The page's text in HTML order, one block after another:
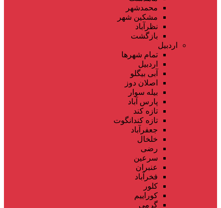
محمدشهر
مشکین شهر
نظرآباد
بازگشت
اردبیل
تمام شهر‌ها
اردبیل
آبی بیگلو
اصلان دوز
بیله سوار
پارس آباد
تازه کند
تازه کندانگوت
جعفرآباد
خلخال
رضی
سرعین
عنبران
فخرآباد
کلور
کوراییم
گرمی